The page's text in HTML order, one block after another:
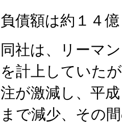
負債額は約１４
同社は、リーマ
を計上していた
注が激減し、平
まで減少、その